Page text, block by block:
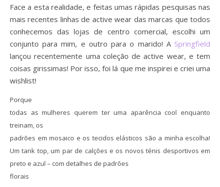
Face a esta realidade, e feitas umas rápidas pesquisas nas
mais recentes linhas de active wear das marcas que todos
conhecemos das lojas de centro comercial, escolhi um
conjunto para mim, e outro para o marido! A Springfield
lançou recentemente uma coleção de active wear, e tem
coisas girissimas! Por isso, foi lá que me inspirei e criei uma
wishlist!
Porque
todas as mulheres querem ter uma aparência cool enquanto
treinam, os
padrões em mosaico e os tecidos elásticos são a minha escolha!
Um tank top, um par de calções e os novos ténis desportivos em
preto e azul – com detalhes de padrões
florais